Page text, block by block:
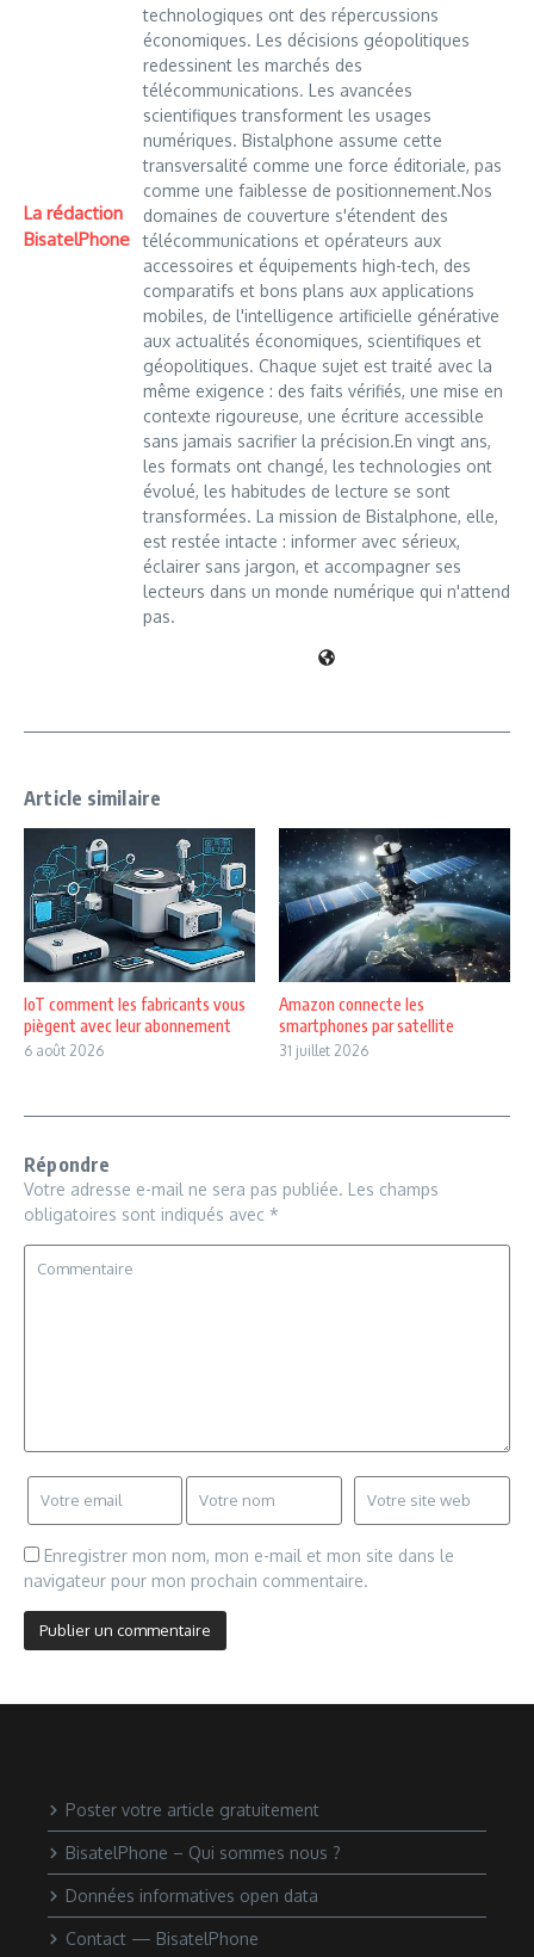
La rédaction
BisatelPhone
technologiques ont des répercussions
économiques. Les décisions géopolitiques
redessinent les marchés des
télécommunications. Les avancées
scientifiques transforment les usages
numériques. Bistalphone assume cette
transversalité comme une force éditoriale, pas
comme une faiblesse de positionnement.Nos
domaines de couverture s'étendent des
télécommunications et opérateurs aux
accessoires et équipements high-tech, des
comparatifs et bons plans aux applications
mobiles, de l'intelligence artificielle générative
aux actualités économiques, scientifiques et
géopolitiques. Chaque sujet est traité avec la
même exigence : des faits vérifiés, une mise en
contexte rigoureuse, une écriture accessible
sans jamais sacrifier la précision.En vingt ans,
les formats ont changé, les technologies ont
évolué, les habitudes de lecture se sont
transformées. La mission de Bistalphone, elle,
est restée intacte : informer avec sérieux,
éclairer sans jargon, et accompagner ses
lecteurs dans un monde numérique qui n'attend
pas.
Article similaire
IoT comment les fabricants vous
piègent avec leur abonnement
6 août 2026
Amazon connecte les
smartphones par satellite
31 juillet 2026
Répondre
Votre adresse e-mail ne sera pas publiée. Les champs
obligatoires sont indiqués avec *
Enregistrer mon nom, mon e-mail et mon site dans le
navigateur pour mon prochain commentaire.
Poster votre article gratuitement
BisatelPhone – Qui sommes nous ?
Données informatives open data
Contact — BisatelPhone